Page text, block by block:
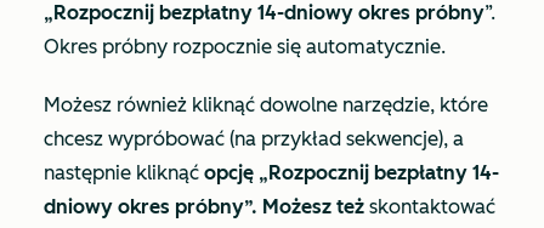
„Rozpocznij bezpłatny 14-dniowy okres próbny”.
Okres próbny rozpocznie się automatycznie.
Możesz również kliknąć dowolne narzędzie, które
chcesz wypróbować (na przykład sekwencje), a
następnie kliknąć opcję „Rozpocznij bezpłatny 14-
dniowy okres próbny”. Możesz też skontaktować